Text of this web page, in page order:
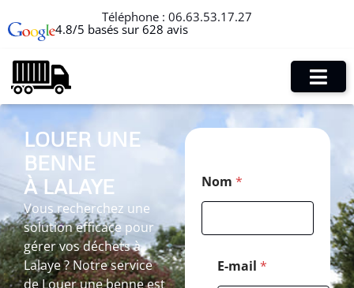
Téléphone : 06.63.53.17.27
4.8/5 basés sur 628 avis
LOUER UNE
BENNE
À LALAYE
Vous recherchez une
solution efficace pour
gérer vos déchets à
Lalaye ? Notre service
de Louer une benne est
Nom *
E-mail *
C
o
d
e